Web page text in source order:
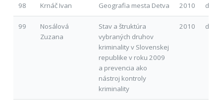
98 Krnáč Ivan Geografia mesta Detva 2010 d
99
Nosálová
Zuzana
Stav a štruktúra
vybraných druhov
kriminality v Slovenskej
republike v roku 2009
a prevencia ako
nástroj kontroly
kriminality
2010 d